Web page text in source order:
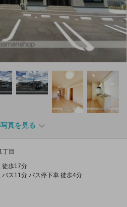
真を見る
丁目
徒歩17分
ス11分 バス停下車 徒歩4分